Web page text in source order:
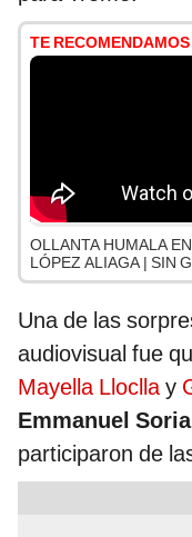
TE RECOMENDAMOS
OLLANTA HUMALA
LÓPEZ ALIAGA | SIN
Una de las
audiovisual fue
Mayella Llocllay
Emmanuel
participaron de